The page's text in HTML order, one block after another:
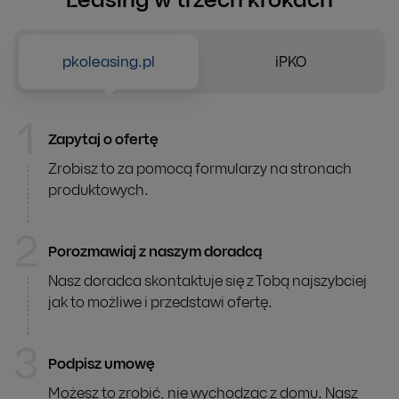
Ciągniki, kombajny, sieczkarnie
Finansowanie transformacji energetycznej
OZE,efektywność energetyczna,recykling
InvestEU
Program gwarancyjny dla młodych firm i inwestycji w
Ubezpieczenie budynków, maszyn, urządzeń
Ubezpieczenie komunikacyjne
OC/AC, NNW, PAS, Zielona Karta, Assistance
pkoleasing.pl iPKO
pkoleasing.pl
Zapytaj o ofertę
Zrobisz to za pomocą formularzy na stronach
produktowych.
Porozmawiaj z naszym doradcą
Nasz doradca skontaktuje się z Tobą najszybciej
jak to możliwe i przedstawi ofertę.
Podpisz umowę
Możesz to zrobić, nie wychodząc z domu. Nasz